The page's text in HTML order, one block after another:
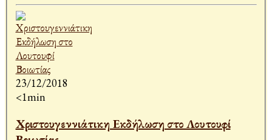
23/12/2018
<1min
Χριστουγεννιάτικη Εκδήλωση στο Λουτουφί